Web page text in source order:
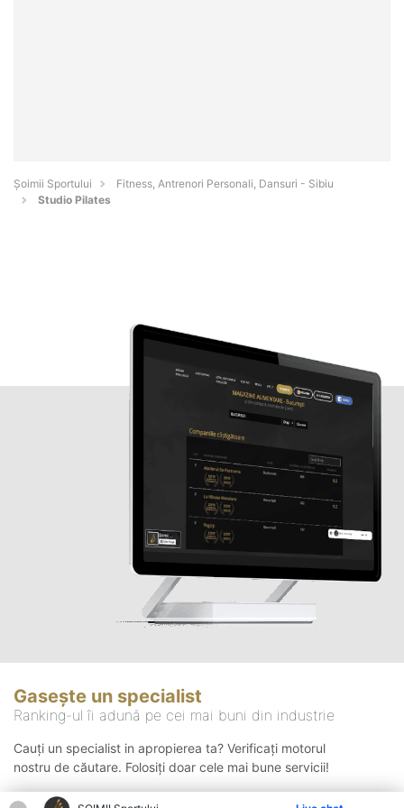
Șoimii Sportului
Fitness, Antrenori Personali, Dansuri - Sibiu
Studio Pilates
Gasește un specialist
Ranking-ul îi adună pe cei mai buni din industrie
Cauți un specialist in apropierea ta? Verificați motorul
nostru de căutare. Folosiți doar cele mai bune servicii!